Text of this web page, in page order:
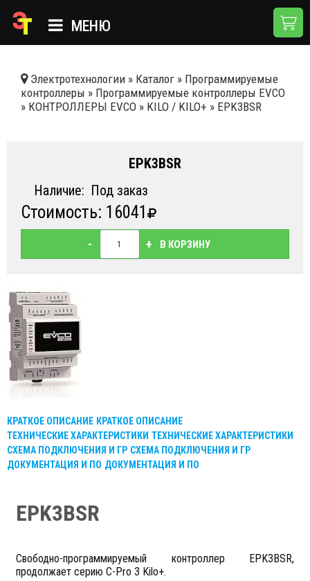
МЕНЮ
КАТАЛОГ
НОВОСТИ
ДОСТАВКА И ОПЛАТА
КОНТАКТЫ
Электротехнологии » Каталог » Программируемые
контроллеры » Программируемые контроллеры EVCO
» КОНТРОЛЛЕРЫ EVCO » KILO / KILO+ » EPK3BSR
EPK3BSR
Наличие: Под заказ
Стоимость: 16041
- + В КОРЗИНУ
КРАТКОЕ ОПИСАНИЕ КРАТКОЕ ОПИСАНИЕ
ТЕХНИЧЕСКИЕ ХАРАКТЕРИСТИКИ ТЕХНИЧЕСКИЕ ХАРАКТЕРИСТИКИ
СХЕМА ПОДКЛЮЧЕНИЯ И ГР СХЕМА ПОДКЛЮЧЕНИЯ И ГР
ДОКУМЕНТАЦИЯ И ПО ДОКУМЕНТАЦИЯ И ПО
EPK3BSR
Свободно-программируемый контроллер EPK3BSR,
продолжает серию C-Pro 3 Kilo+.